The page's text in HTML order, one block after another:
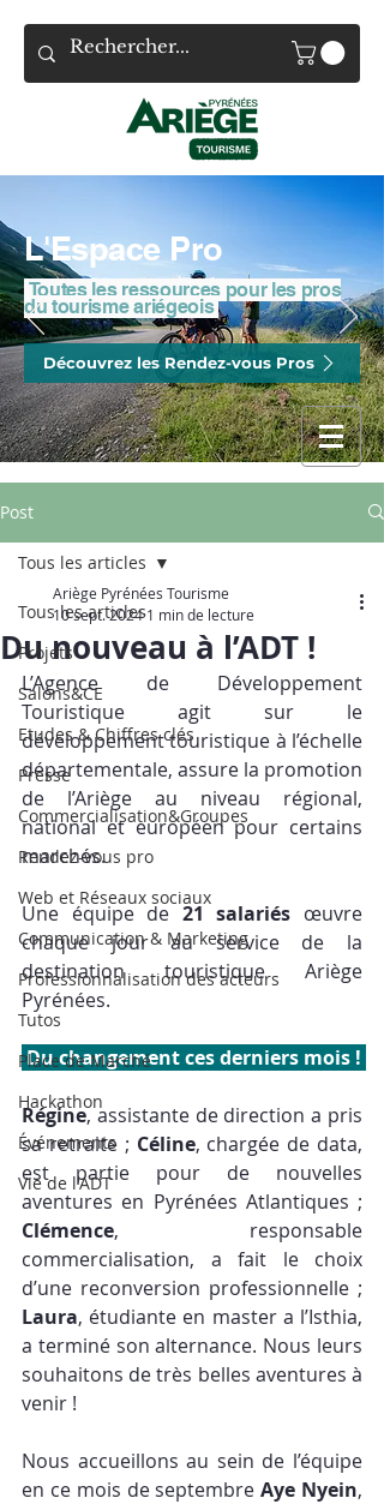
L'Espace Pro
Toutes les ressources pour les pros
du tourisme ariégeois
Découvrez les Rendez-vous Pros
Post
Tous les articles
Projets
Salons&CE
Etudes & Chiffres clés
Presse
Commercialisation&Groupes
Rendez-vous pro
Web et Réseaux sociaux
Communication & Marketing
Professionnalisation des acteurs
Tutos
Place de Marché
Hackathon
Événements
Vie de l'ADT
Tous les articles
Du nouveau à l’ADT !
Ariège Pyrénées Tourisme
10 sept. 2024 1 min de lecture
L’Agence de Développement
Touristique agit sur le
développement touristique à l’échelle
départementale, assure la promotion
de l’Ariège au niveau régional,
national et européen pour certains
marchés.
Une équipe de 21 salariés œuvre
chaque jour au service de la
destination touristique Ariège
Pyrénées.
Régine, assistante de direction a pris
sa retraite ; Céline, chargée de data,
est partie pour de nouvelles
Clémence, responsable
commercialisation, a fait le choix
Laura, étudiante en master a l’Isthia,
a terminé son alternance. Nous leurs
souhaitons de très belles aventures à
venir !
Nous accueillons au sein de l’équipe
en ce mois de septembre Aye Nyein